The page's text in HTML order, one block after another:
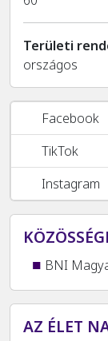
Területi
országos
Facebook
TikTok
Instagram
BNI
AZ ÉLET